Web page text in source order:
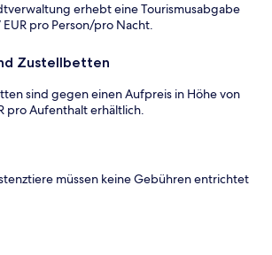
erhebt eine Tourismusabgabe
EUR pro Person/pro Nacht.
Zustellbetten
sind gegen einen Aufpreis in Höhe von
pro Aufenthalt erhältlich.
müssen keine Gebühren entrichtet